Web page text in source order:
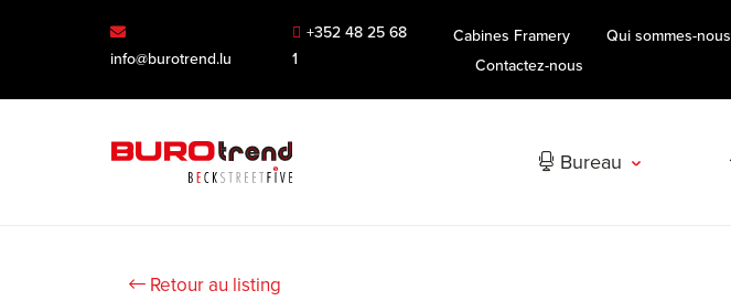
info@burotrend.lu
+352 48 25 68
1
Cabines Framery Qui sommes-nous
Contactez-nous
Bureau
Retour au listing